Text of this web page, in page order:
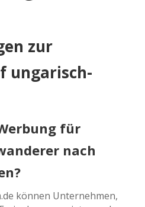
zur
ungarisch-
für
nach
können Unternehmen,